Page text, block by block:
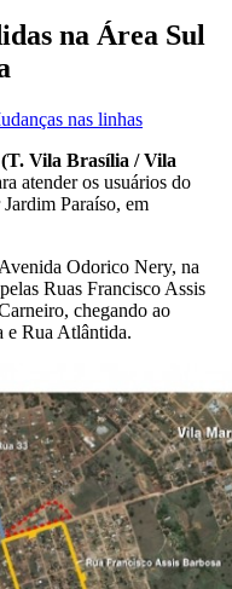
na Área Sul
nas linhas
(T. Vila Brasília / Vila
atender os usuários do
Paraíso, em
Odorico Nery, na
Ruas Francisco Assis
chegando ao
e Rua Atlântida.